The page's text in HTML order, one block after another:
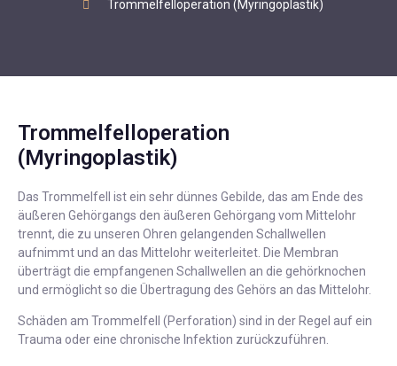
Trommelfelloperation (Myringoplastik)
Trommelfelloperation
(Myringoplastik)
Das Trommelfell ist ein sehr dünnes Gebilde, das am Ende des
äußeren Gehörgangs den äußeren Gehörgang vom Mittelohr
trennt, die zu unseren Ohren gelangenden Schallwellen
aufnimmt und an das Mittelohr weiterleitet. Die Membran
überträgt die empfangenen Schallwellen an die gehörknochen
und ermöglicht so die Übertragung des Gehörs an das Mittelohr.
Schäden am Trommelfell (Perforation) sind in der Regel auf ein
Trauma oder eine chronische Infektion zurückzuführen.